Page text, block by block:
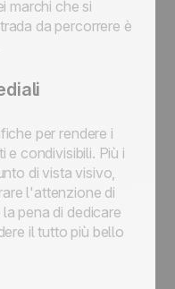
marchi che si
da percorrere è
per rendere i
condivisibili. Più i
di vista visivo,
l'attenzione di
pena di dedicare
il tutto più bello